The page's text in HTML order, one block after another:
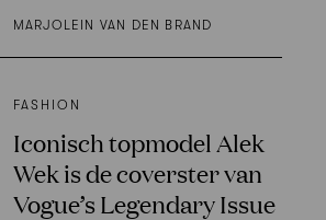
MARJOLEIN VAN DEN BRAND
FASHION
Iconisch topmodel Alek
Wek is de coverster van
Vogue’s Legendary Issue